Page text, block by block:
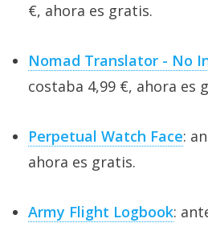
€, ahora es gratis.
Nomad Translator - No
costaba 4,99 €, ahora es
Perpetual Watch Face:
ahora es gratis.
Army Flight Logbook: